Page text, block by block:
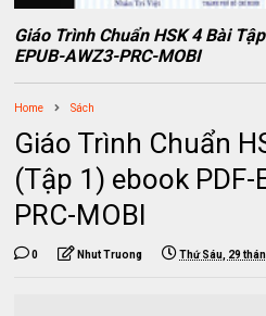
Giáo Trình Chuẩn HSK 4 Bài
EPUB-AWZ3-PRC-MOBI
Home Sách
Giáo Trình Chuẩn
(Tập 1) ebook PDF-
PRC-MOBI
0 Nhut Truong Thứ Sáu, 29